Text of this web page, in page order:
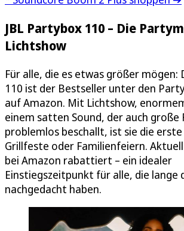
JBL Partybox 110 – Die
Lichtshow
Für alle, die es etwas größer mögen:
110 ist der Bestseller unter den
auf Amazon. Mit Lichtshow,
einem satten Sound, der auch große
problemlos beschallt, ist sie die
Grillfeste oder Familienfeiern.
bei Amazon rabattiert – ein idealer
Einstiegszeitpunkt für alle, die lange
nachgedacht haben.